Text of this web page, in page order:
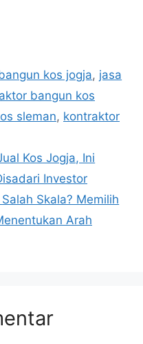
kos jogja, jasa
bangun kos
sleman, kontraktor
Kos Jogja, Ini
Investor
Skala? Memilih
Arah